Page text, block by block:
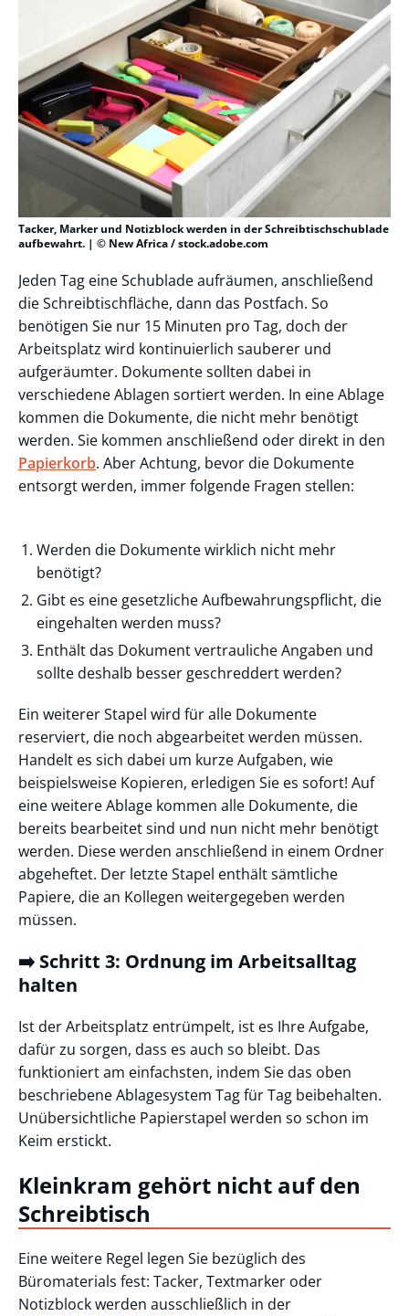
Tacker, Marker und Notizblock werden in der Schreibtischschublade
aufbewahrt. | © New Africa / stock.adobe.com
Jeden Tag eine Schublade aufräumen, anschließend
die Schreibtischfläche, dann das Postfach. So
benötigen Sie nur 15 Minuten pro Tag, doch der
Arbeitsplatz wird kontinuierlich sauberer und
aufgeräumter. Dokumente sollten dabei in
verschiedene Ablagen sortiert werden. In eine Ablage
kommen die Dokumente, die nicht mehr benötigt
werden. Sie kommen anschließend oder direkt in den
Papierkorb. Aber Achtung, bevor die Dokumente
entsorgt werden, immer folgende Fragen stellen:
Werden die Dokumente wirklich nicht mehr
benötigt?
Gibt es eine gesetzliche Aufbewahrungspflicht, die
eingehalten werden muss?
Enthält das Dokument vertrauliche Angaben und
sollte deshalb besser geschreddert werden?
Ein weiterer Stapel wird für alle Dokumente
reserviert, die noch abgearbeitet werden müssen.
Handelt es sich dabei um kurze Aufgaben, wie
beispielsweise Kopieren, erledigen Sie es sofort! Auf
eine weitere Ablage kommen alle Dokumente, die
bereits bearbeitet sind und nun nicht mehr benötigt
werden. Diese werden anschließend in einem Ordner
abgeheftet. Der letzte Stapel enthält sämtliche
Papiere, die an Kollegen weitergegeben werden
müssen.
➡️ Schritt 3: Ordnung im Arbeitsalltag
halten
Ist der Arbeitsplatz entrümpelt, ist es Ihre Aufgabe,
dafür zu sorgen, dass es auch so bleibt. Das
funktioniert am einfachsten, indem Sie das oben
beschriebene Ablagesystem Tag für Tag beibehalten.
Unübersichtliche Papierstapel werden so schon im
Keim erstickt.
Kleinkram gehört nicht auf den
Schreibtisch
Eine weitere Regel legen Sie bezüglich des
Büromaterials fest: Tacker, Textmarker oder
Notizblock werden ausschließlich in der